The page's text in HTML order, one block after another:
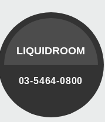
LIQUIDROOM
03-5464-0800